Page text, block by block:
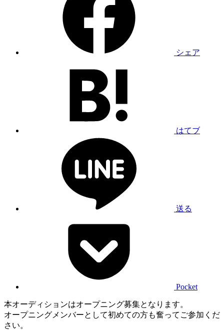
シェア
はてブ
送る
Pocket
本オーディションはオープニング募集となります。
オープニングメンバーとして初めての方も奮ってご参加くだ
さい。